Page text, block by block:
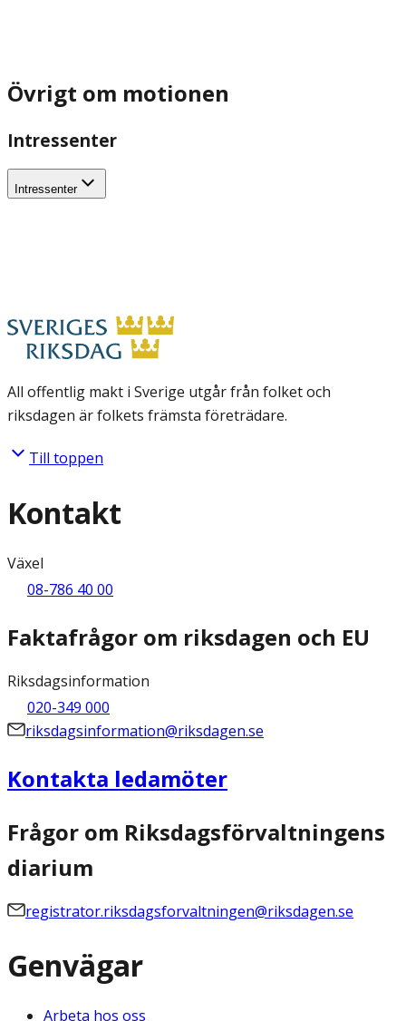
Övrigt om motionen
Intressenter
Intressenter
All offentlig makt i Sverige utgår från folket och
riksdagen är folkets främsta företrädare.
Till toppen
Kontakt
Växel
08-786 40 00
Faktafrågor om riksdagen och EU
Riksdagsinformation
020-349 000
riksdagsinformation@riksdagen.se
Kontakta ledamöter
Frågor om Riksdagsförvaltningens
diarium
registrator.riksdagsforvaltningen@riksdagen.se
Genvägar
Arbeta hos oss